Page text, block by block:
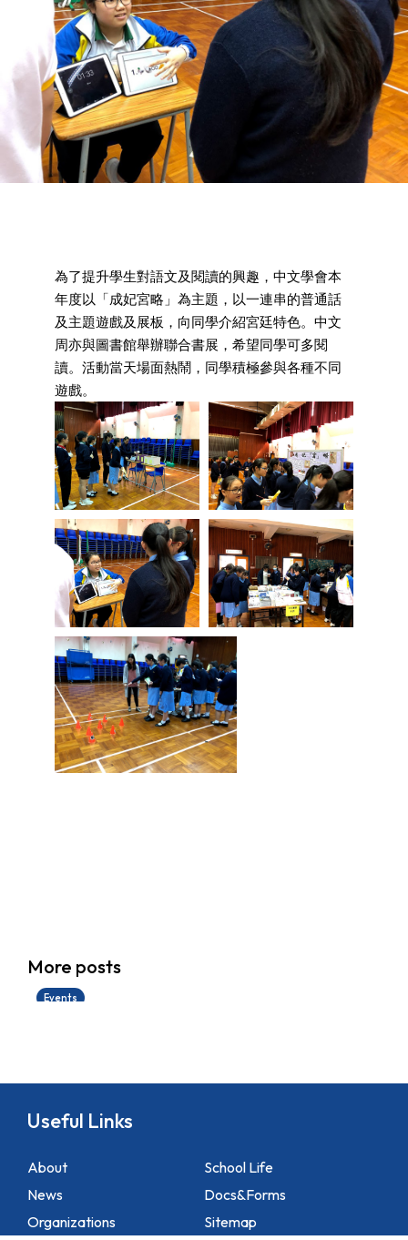
為了提升學生對語文及閱讀的興趣，中文學會本
年度以「成妃宮略」為主題，以一連串的普通話
及主題遊戲及展板，向同學介紹宮廷特色。中文
周亦與圖書館舉辦聯合書展，希望同學可多閱
讀。活動當天場面熱鬧，同學積極參與各種不同
遊戲。
More posts
Events
28/06/2026
Useful Links
About
News
Organizations
School Life
Docs&Forms
Sitemap